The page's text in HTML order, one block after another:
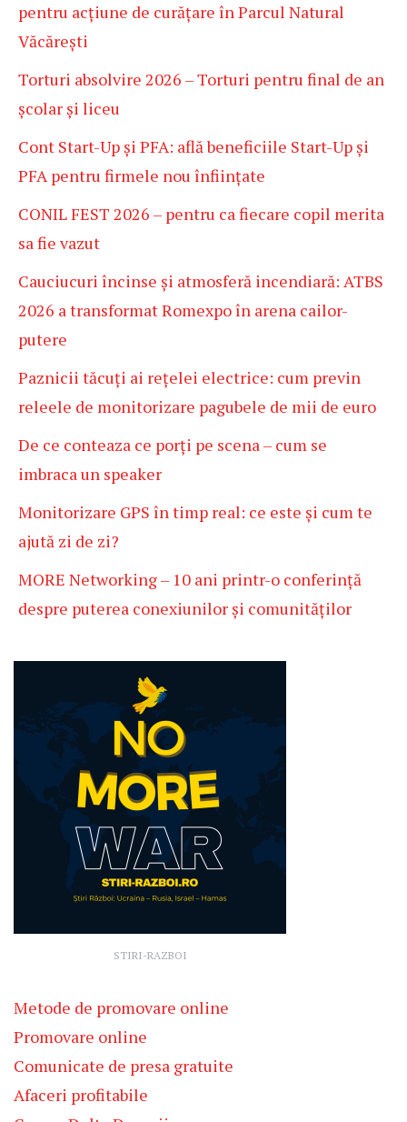
pentru acțiune de curățare în Parcul Natural
Văcărești
Torturi absolvire 2026 – Torturi pentru final de an
școlar și liceu
Cont Start-Up și PFA: află beneficiile Start-Up și
PFA pentru firmele nou înființate
CONIL FEST 2026 – pentru ca fiecare copil merita
sa fie vazut
Cauciucuri încinse și atmosferă incendiară: ATBS
2026 a transformat Romexpo în arena cailor-
putere
Paznicii tăcuți ai rețelei electrice: cum previn
releele de monitorizare pagubele de mii de euro
De ce conteaza ce porți pe scena – cum se
imbraca un speaker
Monitorizare GPS în timp real: ce este și cum te
ajută zi de zi?
MORE Networking – 10 ani printr-o conferință
despre puterea conexiunilor și comunităților
STIRI-RAZBOI
Metode de promovare online
Promovare online
Comunicate de presa gratuite
Afaceri profitabile